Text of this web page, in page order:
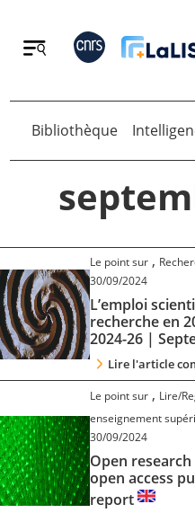
Retour
Tous les articles
Qui sommes nous ?
Contact
Nous suivre
Bibliothèque
Le point sur ,
30/09/2024
L’emploi
recherche en
2024-26 |
Lire l'article
Le point sur , Lire/
enseignement
30/09/2024
Open
open access
report